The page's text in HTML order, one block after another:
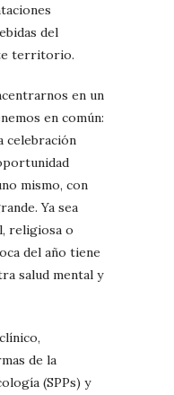
del
territorio.
en un
en común:
celebración
mismo, con
Ya sea
religiosa o
del año tiene
salud mental y
de la
(SPPs) y